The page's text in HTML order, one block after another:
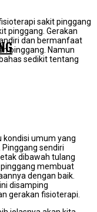
sakit pinggang
pinggang. Gerakan
dan bermanfaat
pinggang. Namun
sedikit tentang
kondisi umum yang
sendiri
dibawah tulang
membuat
dengan baik.
disamping
gerakan fisioterapi.